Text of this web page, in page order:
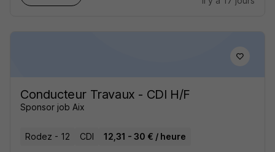
Conducteur Travaux - CDI H/F
Sponsor job Aix
Rodez - 12 CDI 12,31 - 30 € / heure